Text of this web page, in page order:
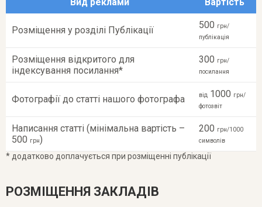
Розміщення у розділі Публікації 500 грн/
публікація
Розміщення відкритого для
індексування посилання*
300 грн/
посилання
Фотографії до статті нашого фотографа від 1000 грн/
фотозвіт
Написання статті (мінімальна вартість –
500 грн)
200 грн/1000
символів
* додатково доплачується при розміщенні публікації
РОЗМІЩЕННЯ ЗАКЛАДІВ